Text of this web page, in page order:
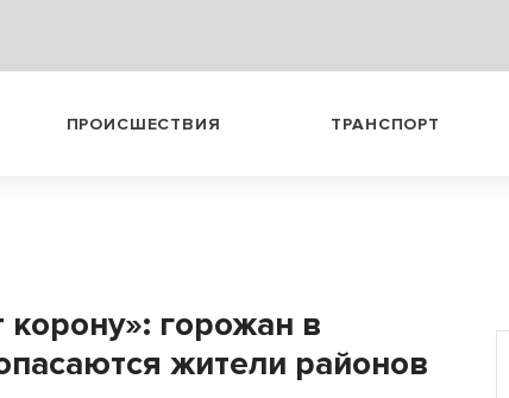
ПРОИСШЕСТВИЯ ТРАНСПОРТ
корону»: горожан в
жители районов